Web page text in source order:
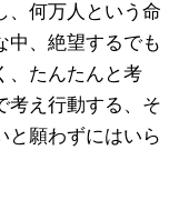
、何万人という命
中、絶望するでも
、たんたんと考
考え行動する、そ
と願わずにはいら